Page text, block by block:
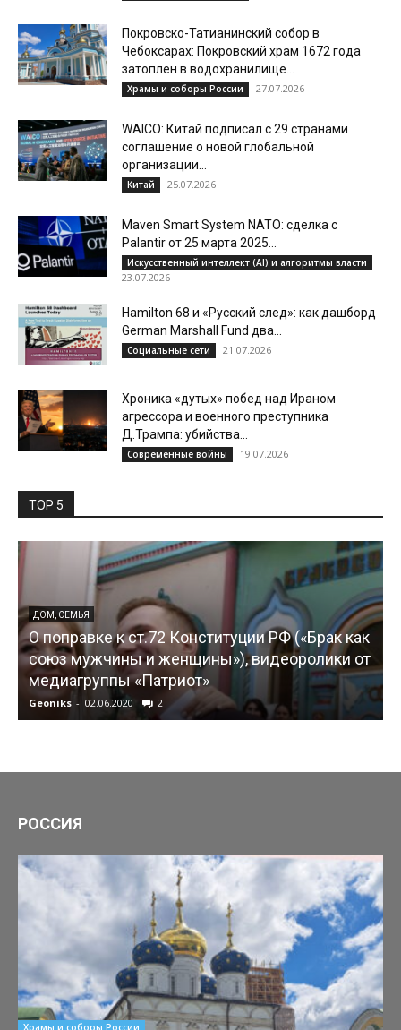
Покровско-Татианинский собор в
Чебоксарах: Покровский храм 1672 года
затоплен в водохранилище...
Храмы и соборы России 27.07.2026
WAICO: Китай подписал с 29 странами
соглашение о новой глобальной
организации...
Китай 25.07.2026
Maven Smart System NATO: сделка с
Palantir от 25 марта 2025...
Искусственный интеллект (AI) и алгоритмы власти
23.07.2026
Hamilton 68 и «Русский след»: как дашборд
German Marshall Fund два...
Социальные сети 21.07.2026
Хроника «дутых» побед над Ираном
агрессора и военного преступника
Д.Трампа: убийства...
Современные войны 19.07.2026
TOP 5
ДОМ, СЕМЬЯ
О поправке к ст.72 Конституции РФ («Брак как
союз мужчины и женщины»), видеоролики от
медиагруппы «Патриот»
Geoniks - 02.06.2020 2
РОССИЯ
Храмы и соборы России